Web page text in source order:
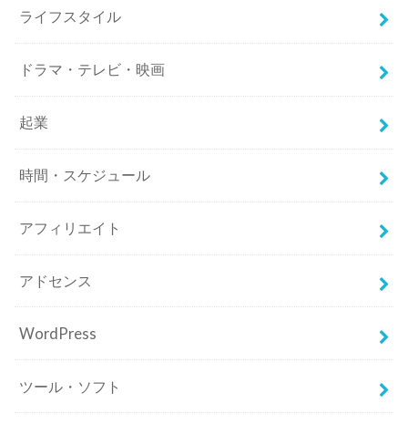
ライフスタイル
ドラマ・テレビ・映画
起業
時間・スケジュール
アフィリエイト
アドセンス
WordPress
ツール・ソフト